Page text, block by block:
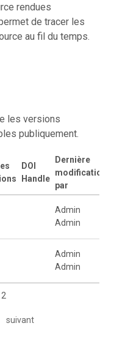
rendues
de tracer les
au fil du temps.
les versions
publiquement.
DOI
Handle
Dernière
modification
par
Admin
Admin
Admin
Admin
suivant